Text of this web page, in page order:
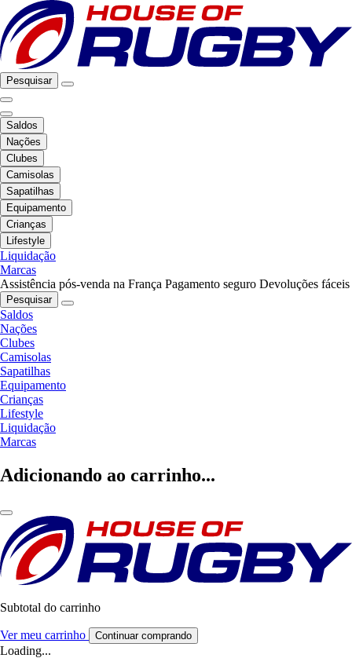
Pesquisar
Saldos
Nações
Clubes
Camisolas
Sapatilhas
Equipamento
Crianças
Lifestyle
Liquidação
Marcas
Assistência pós-venda na França Pagamento seguro Devoluções fáceis
Pesquisar
Saldos
Nações
Clubes
Camisolas
Sapatilhas
Equipamento
Crianças
Lifestyle
Liquidação
Marcas
Adicionando ao carrinho...
Subtotal do carrinho
Ver meu carrinho Continuar comprando
Loading...